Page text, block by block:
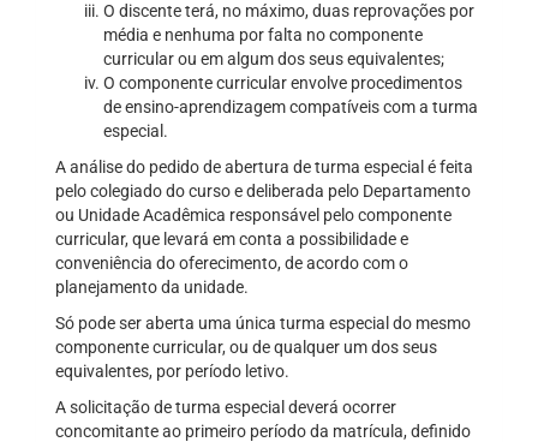
O discente terá, no máximo, duas reprovações por
média e nenhuma por falta no componente
curricular ou em algum dos seus equivalentes;
O componente curricular envolve procedimentos
de ensino-aprendizagem compatíveis com a turma
especial.
A análise do pedido de abertura de turma especial é feita
pelo colegiado do curso e deliberada pelo Departamento
ou Unidade Acadêmica responsável pelo componente
curricular, que levará em conta a possibilidade e
conveniência do oferecimento, de acordo com o
planejamento da unidade.
Só pode ser aberta uma única turma especial do mesmo
componente curricular, ou de qualquer um dos seus
equivalentes, por período letivo.
A solicitação de turma especial deverá ocorrer
concomitante ao primeiro período da matrícula, definido